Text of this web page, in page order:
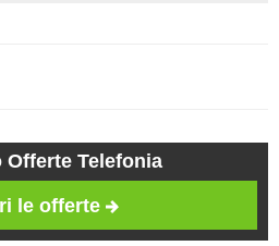
Telefonia
le offerte